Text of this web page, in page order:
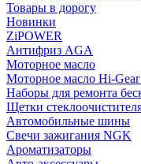
Товары в дорогу
Новинки
ZiPOWER
Антифриз AGA
Моторное масло
Моторное масло Hi-
Наборы для ремонта
Щетки
Автомобильные шины
Свечи зажигания NGK
Ароматизаторы